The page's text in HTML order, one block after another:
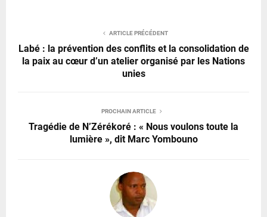
ARTICLE PRÉCÉDENT
Labé : la prévention des conflits et la consolidation de
la paix au cœur d’un atelier organisé par les Nations
unies
PROCHAIN ARTICLE
Tragédie de N’Zérékoré : « Nous voulons toute la
lumière », dit Marc Yombouno